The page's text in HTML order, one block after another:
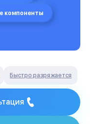
компоненты
Быстро разряжается